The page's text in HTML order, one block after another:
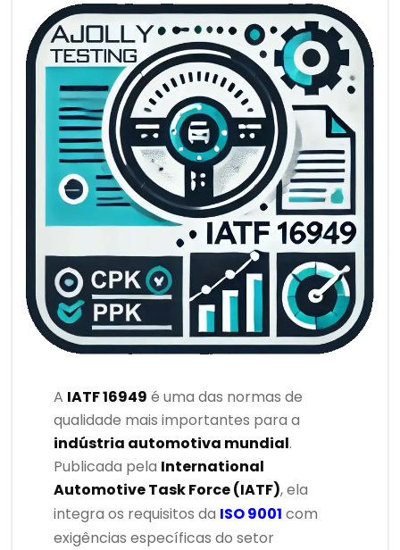
A IATF 16949 é uma das normas de
qualidade mais importantes para a
indústria automotiva mundial.
Publicada pela International
Automotive Task Force (IATF), ela
integra os requisitos da ISO 9001 com
exigências específicas do setor